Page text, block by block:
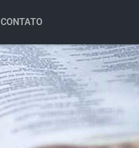
CONTATO